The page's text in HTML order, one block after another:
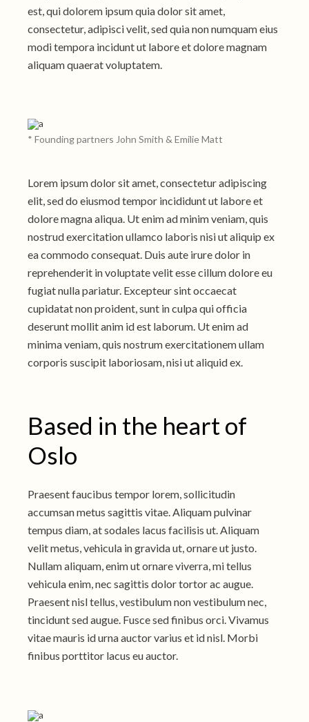
est, qui dolorem ipsum quia dolor sit amet,
consectetur, adipisci velit, sed quia non numquam eius
modi tempora incidunt ut labore et dolore magnam
aliquam quaerat voluptatem.
* Founding partners John Smith & Emilie Matt
Lorem ipsum dolor sit amet, consectetur adipiscing
elit, sed do eiusmod tempor incididunt ut labore et
dolore magna aliqua. Ut enim ad minim veniam, quis
nostrud exercitation ullamco laboris nisi ut aliquip ex
ea commodo consequat. Duis aute irure dolor in
reprehenderit in voluptate velit esse cillum dolore eu
fugiat nulla pariatur. Excepteur sint occaecat
cupidatat non proident, sunt in culpa qui officia
deserunt mollit anim id est laborum. Ut enim ad
minima veniam, quis nostrum exercitationem ullam
corporis suscipit laboriosam, nisi ut aliquid ex.
Based in the heart of
Oslo
Praesent faucibus tempor lorem, sollicitudin
accumsan metus sagittis vitae. Aliquam pulvinar
tempus diam, at sodales lacus facilisis ut. Aliquam
velit metus, vehicula in gravida ut, ornare ut justo.
Nullam aliquam, enim ut ornare viverra, mi tellus
vehicula enim, nec sagittis dolor tortor ac augue.
Praesent nisl tellus, vestibulum non vestibulum nec,
tincidunt sed augue. Fusce sed finibus orci. Vivamus
vitae mauris id urna auctor varius et id nisl. Morbi
finibus porttitor lacus eu auctor.